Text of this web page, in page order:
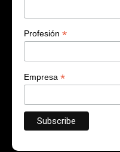
Profesión *
Empresa *